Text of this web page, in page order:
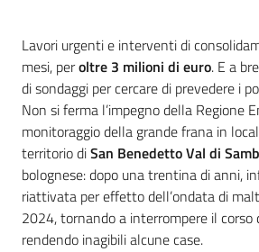
Introduzione
Lavori urgenti e interventi di
mesi, peroltre 3 milioni di euro. E a
di sondaggi per cercare di prevedere i
Non si ferma l’impegno della Regione
monitoraggio della grande frana in
territorio diSan Benedetto Val di
bolognese: dopo una trentina di anni,
riattivata per effetto dell’ondata di
2024, tornando a interrompere il
rendendo inagibili alcune case.